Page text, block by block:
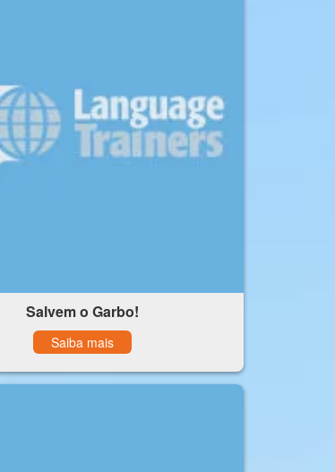
Salvem o Garbo!
Saiba mais